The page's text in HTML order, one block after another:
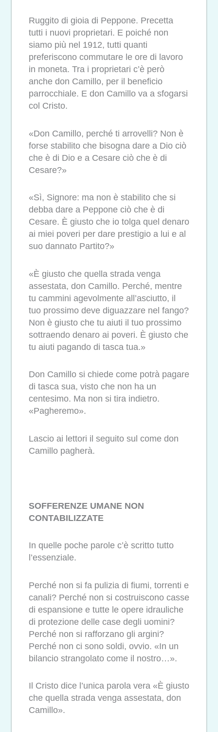
Ruggito di gioia di Peppone. Precetta
tutti i nuovi proprietari. E poiché non
siamo più nel 1912, tutti quanti
preferiscono commutare le ore di lavoro
in moneta. Tra i proprietari c’è però
anche don Camillo, per il beneficio
parrocchiale. E don Camillo va a sfogarsi
col Cristo.
«Don Camillo, perché ti arrovelli? Non è
forse stabilito che bisogna dare a Dio ciò
che è di Dio e a Cesare ciò che è di
Cesare?»
«Sì, Signore: ma non è stabilito che si
debba dare a Peppone ciò che è di
Cesare. È giusto che io tolga quel denaro
ai miei poveri per dare prestigio a lui e al
suo dannato Partito?»
«È giusto che quella strada venga
assestata, don Camillo. Perché, mentre
tu cammini agevolmente all’asciutto, il
tuo prossimo deve diguazzare nel fango?
Non è giusto che tu aiuti il tuo prossimo
sottraendo denaro ai poveri. È giusto che
tu aiuti pagando di tasca tua.»
Don Camillo si chiede come potrà pagare
di tasca sua, visto che non ha un
centesimo. Ma non si tira indietro.
«Pagheremo».
Lascio ai lettori il seguito sul come don
Camillo pagherà.
SOFFERENZE UMANE NON
CONTABILIZZATE
In quelle poche parole c’è scritto tutto
l’essenziale.
Perché non si fa pulizia di fiumi, torrenti e
canali? Perché non si costruiscono casse
di espansione e tutte le opere idrauliche
di protezione delle case degli uomini?
Perché non si rafforzano gli argini?
Perché non ci sono soldi, ovvio. «In un
bilancio strangolato come il nostro…».
Il Cristo dice l’unica parola vera «È giusto
che quella strada venga assestata, don
Camillo».